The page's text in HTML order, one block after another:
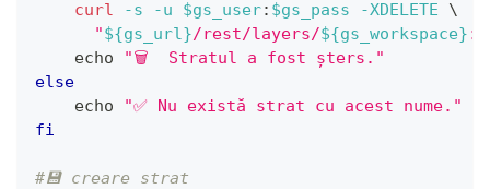
curl
-s -u $gs_user: $gs_pass -XDELETE
\
"${gs_url}/rest/layers/${gs_workspace} :
echo
"🗑️  Stratul a fost șters."
else
echo
"✅ Nu există strat cu acest nume."
fi
#💾 creare strat